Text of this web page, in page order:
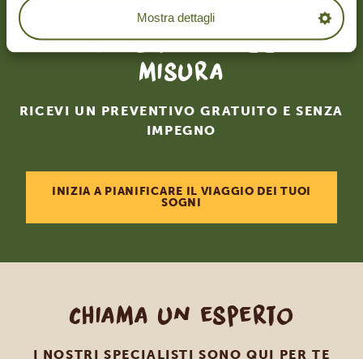
Mostra dettagli
Creiamo il tuo viaggio su
misura
RICEVI UN PREVENTIVO GRATUITO E SENZA
IMPEGNO
INIZIA A PIANIFICARE IL VIAGGIO DEI TUOI
SOGNI
Chiama un esperto
I NOSTRI SPECIALISTI SONO QUI PER TE